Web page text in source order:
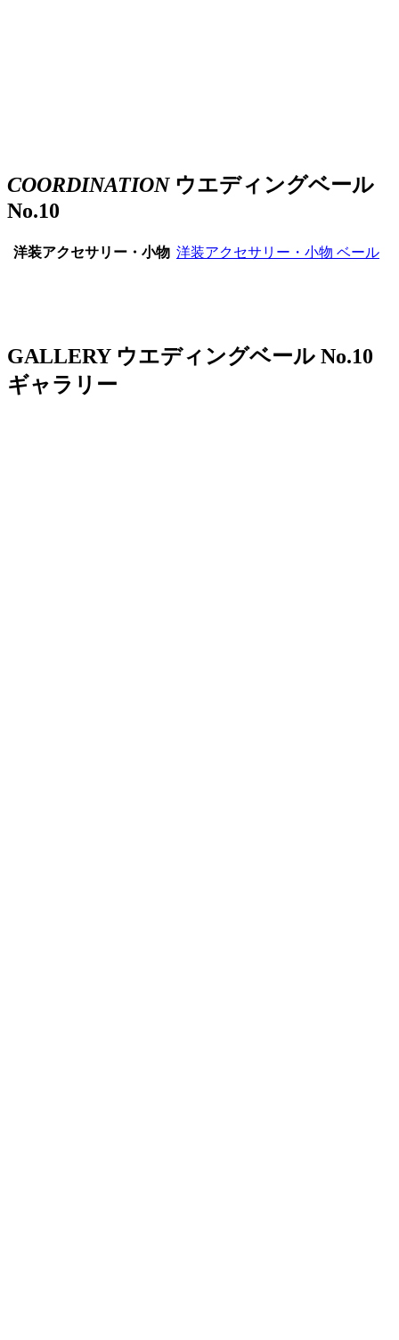
COORDINATION ウエディングベール
No.10
洋装アクセサリー・小物 洋装アクセサリー・小物 ベール
GALLERY ウエディングベール No.10
ギャラリー